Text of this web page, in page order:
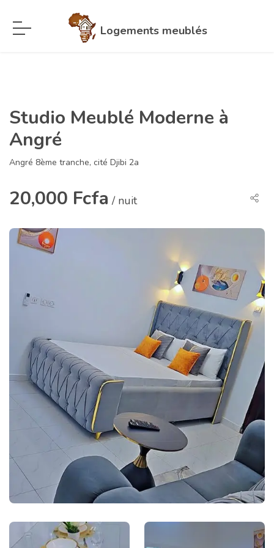
Logements meublés
Studio Meublé Moderne à
Angré
Angré 8ème tranche, cité Djibi 2a
20,000 Fcfa / nuit